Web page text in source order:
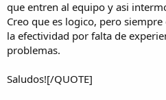
que entren al equipo y asi
Creo que es logico, pero
la efectividad por falta de
problemas.
Saludos![/QUOTE]